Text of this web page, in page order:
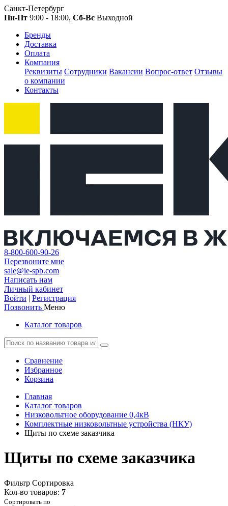
Санкт-Петербург
Пн-Пт 9:00 - 18:00, Сб-Вс Выходной
Бренды
Доставка
Оплата
Компания
Реквизиты Сотрудники Вакансии Вопрос-ответ Отзывы
о компании
Контакты
8-800-600-90-26
Перезвоните мне
sale@ie-spb.com
Написать нам
Личный кабинет
Войти | Регистрация
Позвонить Меню
Каталог товаров
Сравнение
Избранное
Корзина
Главная
Каталог товаров
Низковольтное оборудование 0,4кВ
Комплектные низковольтные устройства (НКУ)
Щиты по схеме заказчика
Щиты по схеме заказчика
Фильтр Сортировка
Кол-во товаров: 7
Сортировать по